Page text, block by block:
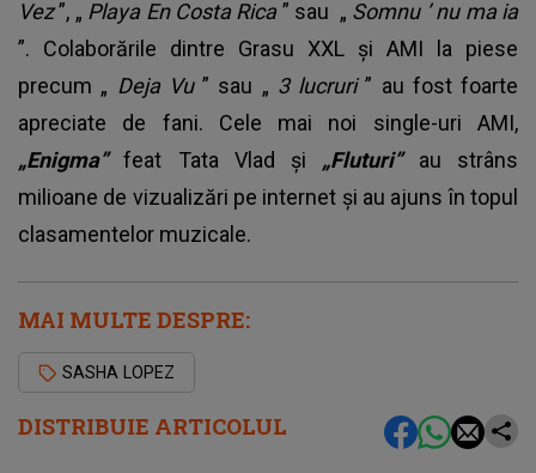
DISTRIBUIE ARTICOLUL
Vez”, „ Playa En Costa Rica ” sau „ Somnu ’nu ma ia
”. Colaborările dintre Grasu XXL și AMI la piese
precum „ Deja Vu ” sau „ 3 lucruri” au fost foarte
apreciate de fani. Cele mai noi single-uri AMI,
„Enigma”feat Tata Vlad și „Fluturi” au strâns
milioane de vizualizări pe internet și au ajuns în topul
clasamentelor muzicale.
MAI MULTE DESPRE:
SASHA LOPEZ